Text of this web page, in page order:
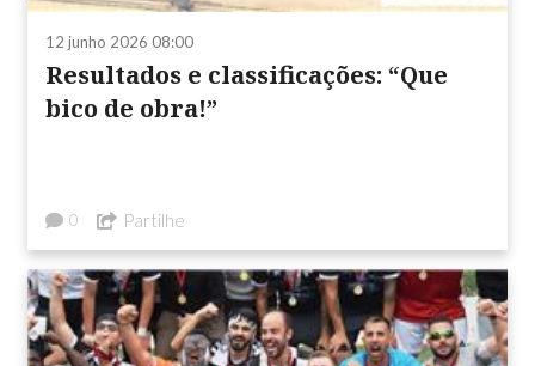
12 junho 2026 08:00
Resultados e classificações: “Que
bico de obra!”
0 Partilhe